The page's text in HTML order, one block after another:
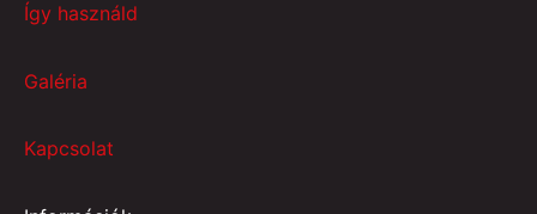
Így használd
Galéria
Kapcsolat